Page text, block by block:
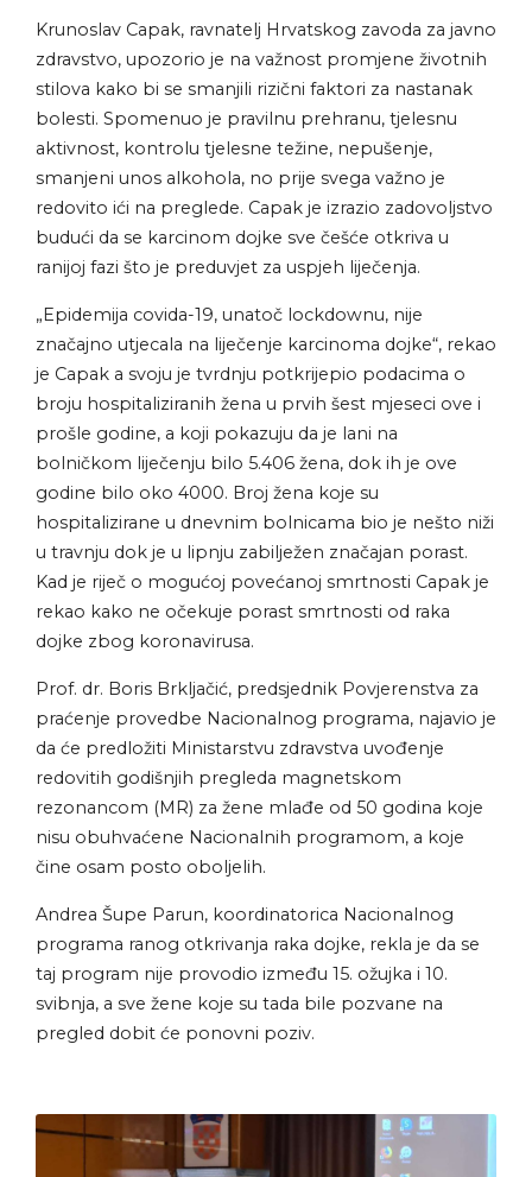
Krunoslav Capak, ravnatelj Hrvatskog zavoda za javno
zdravstvo, upozorio je na važnost promjene životnih
stilova kako bi se smanjili rizični faktori za nastanak
bolesti. Spomenuo je pravilnu prehranu, tjelesnu
aktivnost, kontrolu tjelesne težine, nepušenje,
smanjeni unos alkohola, no prije svega važno je
redovito ići na preglede. Capak je izrazio zadovoljstvo
budući da se karcinom dojke sve češće otkriva u
ranijoj fazi što je preduvjet za uspjeh liječenja.
„Epidemija covida-19, unatoč lockdownu, nije
značajno utjecala na liječenje karcinoma dojke“, rekao
je Capak a svoju je tvrdnju potkrijepio podacima o
broju hospitaliziranih žena u prvih šest mjeseci ove i
prošle godine, a koji pokazuju da je lani na
bolničkom liječenju bilo 5.406 žena, dok ih je ove
godine bilo oko 4000. Broj žena koje su
hospitalizirane u dnevnim bolnicama bio je nešto niži
u travnju dok je u lipnju zabilježen značajan porast.
Kad je riječ o mogućoj povećanoj smrtnosti Capak je
rekao kako ne očekuje porast smrtnosti od raka
dojke zbog koronavirusa.
Prof. dr. Boris Brkljačić, predsjednik Povjerenstva za
praćenje provedbe Nacionalnog programa, najavio je
da će predložiti Ministarstvu zdravstva uvođenje
redovitih godišnjih pregleda magnetskom
rezonancom (MR) za žene mlađe od 50 godina koje
nisu obuhvaćene Nacionalnih programom, a koje
čine osam posto oboljelih.
Andrea Šupe Parun, koordinatorica Nacionalnog
programa ranog otkrivanja raka dojke, rekla je da se
taj program nije provodio između 15. ožujka i 10.
svibnja, a sve žene koje su tada bile pozvane na
pregled dobit će ponovni poziv.